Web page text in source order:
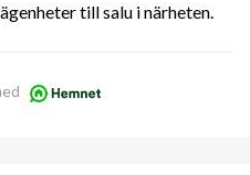
till salu i närheten.